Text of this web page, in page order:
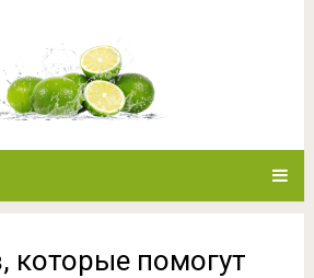
которые помогут